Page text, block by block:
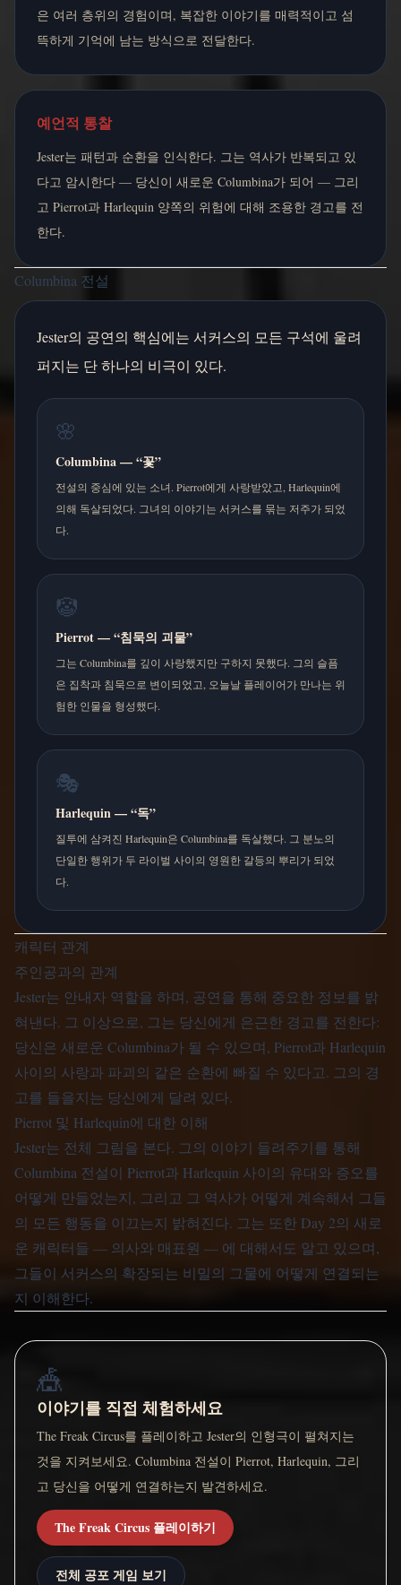
은 여러 층위의 경험이며, 복잡한 이야기를 매력적이고 섬
뜩하게 기억에 남는 방식으로 전달한다.
예언적 통찰
Jester는 패턴과 순환을 인식한다. 그는 역사가 반복되고 있
다고 암시한다 — 당신이 새로운 Columbina가 되어 — 그리
고 Pierrot과 Harlequin 양쪽의 위험에 대해 조용한 경고를 전
한다.
Columbina 전설
Jester의 공연의 핵심에는 서커스의 모든 구석에 울려
퍼지는 단 하나의 비극이 있다.
🌸
Columbina — “꽃”
전설의 중심에 있는 소녀. Pierrot에게 사랑받았고, Harlequin에
의해 독살되었다. 그녀의 이야기는 서커스를 묶는 저주가 되었
다.
🤡
Pierrot — “침묵의 괴물”
그는 Columbina를 깊이 사랑했지만 구하지 못했다. 그의 슬픔
은 집착과 침묵으로 변이되었고, 오늘날 플레이어가 만나는 위
험한 인물을 형성했다.
🎭
Harlequin — “독”
질투에 삼켜진 Harlequin은 Columbina를 독살했다. 그 분노의
단일한 행위가 두 라이벌 사이의 영원한 갈등의 뿌리가 되었
다.
캐릭터 관계
주인공과의 관계
Jester는 안내자 역할을 하며, 공연을 통해 중요한 정보를 밝
혀낸다. 그 이상으로, 그는 당신에게 은근한 경고를 전한다:
당신은 새로운 Columbina가 될 수 있으며, Pierrot과 Harlequin
사이의 사랑과 파괴의 같은 순환에 빠질 수 있다고. 그의 경
고를 들을지는 당신에게 달려 있다.
Pierrot 및 Harlequin에 대한 이해
Jester는 전체 그림을 본다. 그의 이야기 들려주기를 통해
Columbina 전설이 Pierrot과 Harlequin 사이의 유대와 증오를
어떻게 만들었는지, 그리고 그 역사가 어떻게 계속해서 그들
의 모든 행동을 이끄는지 밝혀진다. 그는 또한 Day 2의 새로
운 캐릭터들 — 의사와 매표원 — 에 대해서도 알고 있으며,
그들이 서커스의 확장되는 비밀의 그물에 어떻게 연결되는
지 이해한다.
🎪
이야기를 직접 체험하세요
The Freak Circus를 플레이하고 Jester의 인형극이 펼쳐지는
것을 지켜보세요. Columbina 전설이 Pierrot, Harlequin, 그리
고 당신을 어떻게 연결하는지 발견하세요.
The Freak Circus 플레이하기
전체 공포 게임 보기